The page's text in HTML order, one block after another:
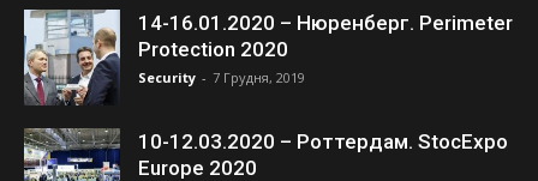
14-16.01.2020 – Нюренберг. Perimeter
Protection 2020
Security - 7 Грудня, 2019
10-12.03.2020 – Роттердам. StocExpo
Europe 2020